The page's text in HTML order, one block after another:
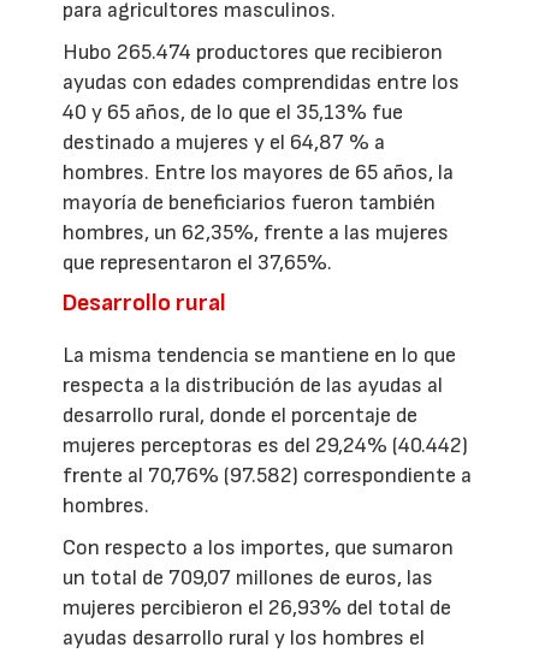
para agricultores masculinos.
Hubo 265.474 productores que recibieron
ayudas con edades comprendidas entre los
40 y 65 años, de lo que el 35,13% fue
destinado a mujeres y el 64,87 % a
hombres. Entre los mayores de 65 años, la
mayoría de beneficiarios fueron también
hombres, un 62,35%, frente a las mujeres
que representaron el 37,65%.
Desarrollo rural
La misma tendencia se mantiene en lo que
respecta a la distribución de las ayudas al
desarrollo rural, donde el porcentaje de
mujeres perceptoras es del 29,24% (40.442)
frente al 70,76% (97.582) correspondiente a
hombres.
Con respecto a los importes, que sumaron
un total de 709,07 millones de euros, las
mujeres percibieron el 26,93% del total de
ayudas desarrollo rural y los hombres el